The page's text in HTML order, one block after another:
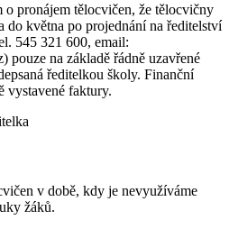
o pronájem tělocvičen, že tělocvičny
do května po projednání na ředitelství
545 321 600, email:
pouze na základě řádně uzavřené
ředitelkou školy. Finanční
vystavené faktury.
v době, kdy je nevyužíváme
žáků.